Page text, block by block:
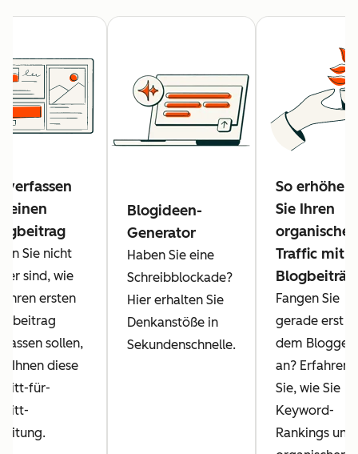
verfassen
einen
Sie nicht
sind, wie
Ihren ersten
sollen,
Ihnen diese
für-
Blogideen-
Generator
Haben Sie eine
Schreibblockade?
Hier erhalten Sie
Denkanstöße in
Sekundenschnelle.
So erhöhen
Sie Ihren
organischen
Traffic mit
Fangen Sie
gerade erst
dem Bloggen
an? Erfahren
Sie, wie Sie
Keyword-
Rankings und